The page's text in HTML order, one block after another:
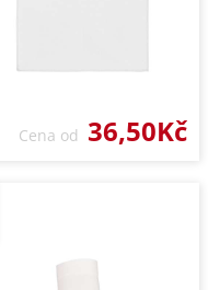
Cena od 36,50Kč